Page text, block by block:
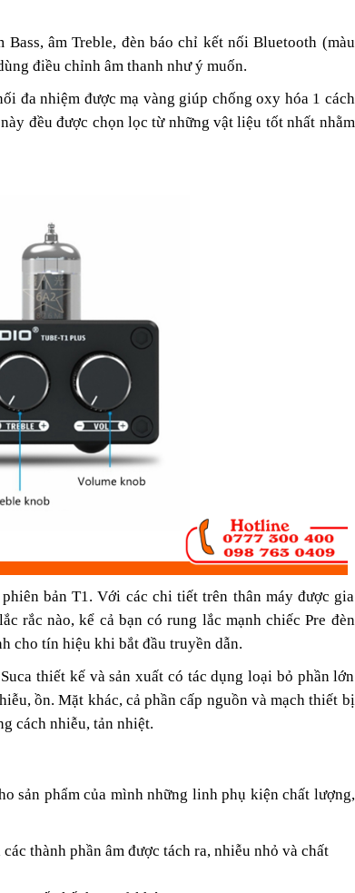
âm Treble, đèn báo chỉ kết nối Bluetooth (màu
điều chỉnh âm thanh như ý muốn.
đa nhiệm được mạ vàng giúp chống oxy hóa 1 cách
đều được chọn lọc từ những vật liệu tốt nhất nhằm
bản T1. Với các chi tiết trên thân máy được gia
rắc nào, kể cả bạn có rung lắc mạnh chiếc Pre đèn
cho tín hiệu khi bắt đầu truyền dẫn.
thiết kế và sản xuất có tác dụng loại bỏ phần lớn
ồn. Mặt khác, cả phần cấp nguồn và mạch thiết bị
cách nhiễu, tản nhiệt.
sản phẩm của mình những linh phụ kiện chất lượng,
thành phần âm được tách ra, nhiễu nhỏ và chất